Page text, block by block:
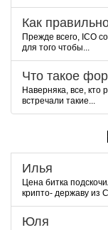
Как
Прежде всего, ICO
для того чтобы...
Что такое
Наверняка, все, кто
встречали такие...
Илья
Цена битка
крипто- державу из
Юля